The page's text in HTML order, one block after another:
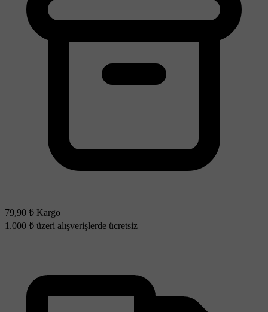
79,90 ₺ Kargo
1.000 ₺ üzeri alışverişlerde ücretsiz